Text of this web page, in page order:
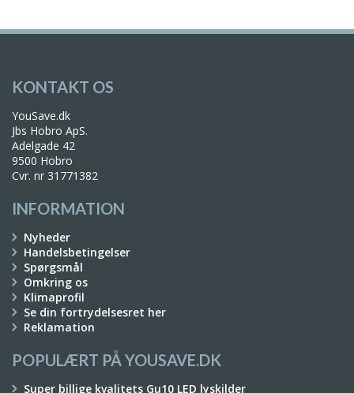
KONTAKT OS
YouSave.dk
Jbs Hobro ApS.
Adelgade 42
9500 Hobro
Cvr. nr 31771382
INFORMATION
Nyheder
Handelsbetingelser
Spørgsmål
Omkring os
Klimaprofil
Se din fortrydelsesret her
Reklamation
POPULÆRT PÅ YOUSAVE.DK
Super billige kvalitets Gu10 LED lyskilder